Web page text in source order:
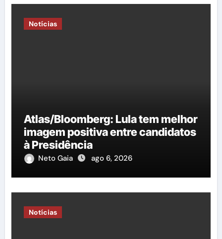
Notícias
Atlas/Bloomberg: Lula tem melhor
imagem positiva entre candidatos
à Presidência
Neto Gaia ago 6, 2026
Notícias